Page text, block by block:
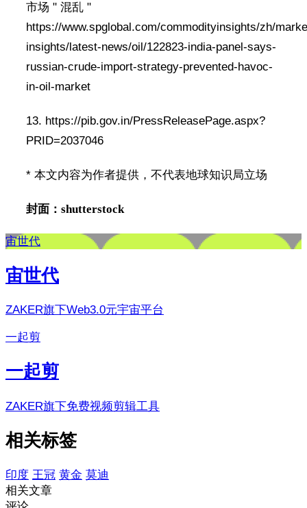
市场 " 混乱 "
https://www.spglobal.com/commodityinsights/zh/
insights/latest-news/oil/122823-india-panel-says-
russian-crude-import-strategy-prevented-havoc-
in-oil-market
13. https://pib.gov.in/PressReleasePage.aspx?
PRID=2037046
* 本文内容为作者提供，不代表地球知识局立场
封面：shutterstock
宙世代
宙世代
ZAKER旗下Web3.0元宇宙平台
一起剪
一起剪
ZAKER旗下免费视频剪辑工具
相关标签
印度 王冠 黄金 莫迪
相关文章